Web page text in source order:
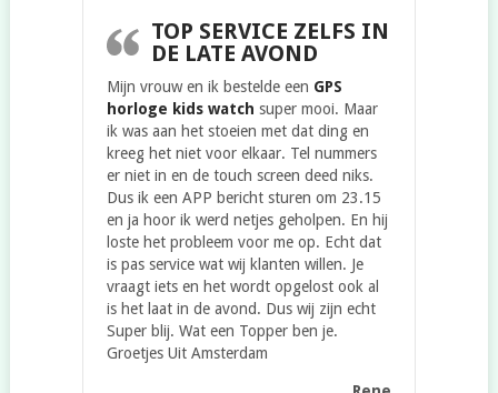
TOP SERVICE ZELFS IN
DE LATE AVOND
Mijn vrouw en ik bestelde een GPS
horloge kids watch super mooi. Maar
ik was aan het stoeien met dat ding en
kreeg het niet voor elkaar. Tel nummers
er niet in en de touch screen deed niks.
Dus ik een APP bericht sturen om 23.15
en ja hoor ik werd netjes geholpen. En hij
loste het probleem voor me op. Echt dat
is pas service wat wij klanten willen. Je
vraagt iets en het wordt opgelost ook al
is het laat in de avond. Dus wij zijn echt
Super blij. Wat een Topper ben je.
Groetjes Uit Amsterdam